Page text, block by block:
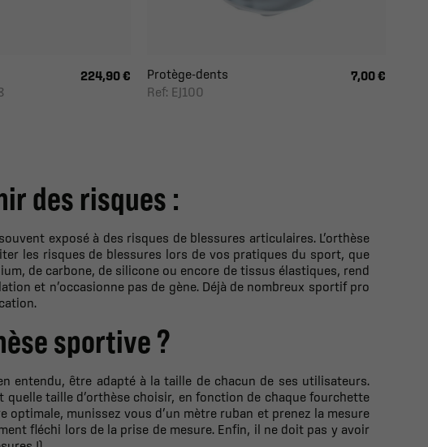
224,90 €
Protège-dents
Ref: EJ100
7,00 €
des risques :
exposé à des risques de blessures articulaires. L’orthèse
les risques de blessures lors de vos pratiques du sport, que
de carbone, de silicone ou encore de tissus élastiques, rend
et n’occasionne pas de gène. Déjà de nombreux sportif pro
sportive ?
entendu, être adapté à la taille de chacun de ses utilisateurs.
taille d’orthèse choisir, en fonction de chaque fourchette
munissez vous d’un mètre ruban et prenez la mesure
fléchi lors de la prise de mesure. Enfin, il ne doit pas y avoir